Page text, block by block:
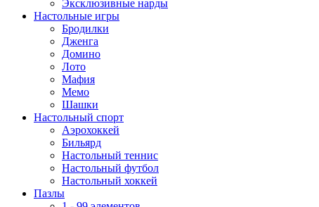
Эксклюзивные нарды
Настольные игры
Бродилки
Дженга
Домино
Лото
Мафия
Мемо
Шашки
Настольный спорт
Аэрохоккей
Бильярд
Настольный теннис
Настольный футбол
Настольный хоккей
Пазлы